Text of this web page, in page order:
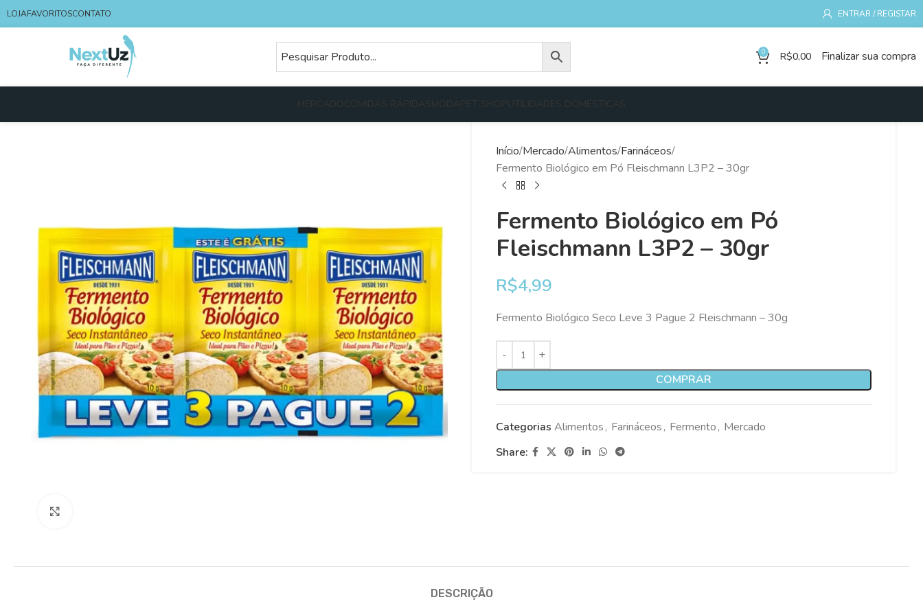
LOJAFAVORITOSCONTATO ENTRAR / REGISTAR
0 R$0,00 Finalizar sua compra
MERCADO COMIDAS RÁPIDAS MODAPET SHOP UTILIDADES DOMÉSTICAS
Início Mercado Alimentos Farináceos
Fermento Biológico em Pó Fleischmann L3P2 – 30gr
Fermento Biológico em Pó
Fleischmann L3P2 – 30gr
R$4,99
Fermento Biológico Seco Leve 3 Pague 2 Fleischmann – 30g
COMPRAR
Categorias Alimentos, Farináceos, Fermento, Mercado
Share:
DESCRIÇÃO